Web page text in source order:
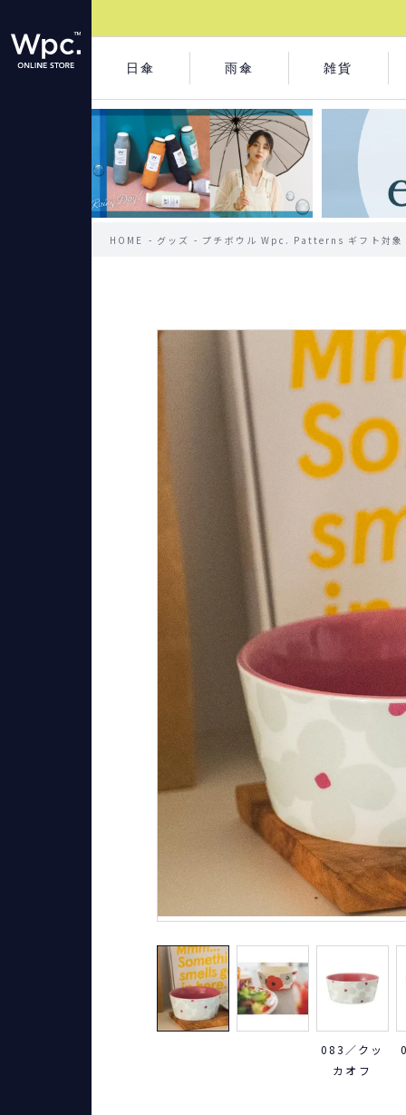
日傘 雨傘 雑貨
HOME グッズ プチボウル Wpc. Patterns ギフト対象
083／クッ
カオフ